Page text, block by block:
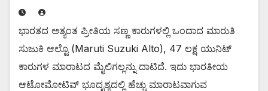
ಭಾರತದ ಅತ್ಯಂತ ಪ್ರೀತಿಯ ಸಣ್ಣ ಕಾರುಗಳಲ್ಲಿ ಒಂದಾದ ಮಾರುತಿ
ಸುಜುಕಿ ಆಲ್ಟೊ (Maruti Suzuki Alto), 47 ಲಕ್ಷ ಯುನಿಟ್‌
ಕಾರುಗಳ ಮಾರಾಟದ ಮೈಲಿಗಲ್ಲನ್ನು ದಾಟಿದೆ. ಇದು ಭಾರತೀಯ
ಆಟೋಮೋಟಿವ್ ಭೂದೃಶ್ಯದಲ್ಲಿ ಹೆಚ್ಚು ಮಾರಾಟವಾಗುವ